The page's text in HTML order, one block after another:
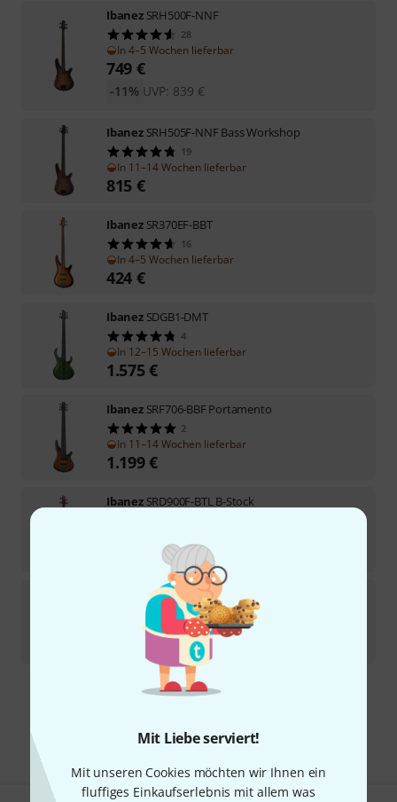
Mit Liebe serviert!
Mit unseren Cookies möchten wir Ihnen ein
fluffiges Einkaufserlebnis mit allem was
Ibanez SRH500F-NNF
28
In 4–5 Wochen lieferbar
749 €
UVP: 839 €
-11%
Ibanez SRH505F-NNF Bass Workshop
19
In 11–14 Wochen lieferbar
815 €
Ibanez SR370EF-BBT
16
In 4–5 Wochen lieferbar
424 €
Ibanez SDGB1-DMT
4
In 12–15 Wochen lieferbar
1.575€
Ibanez SRF706-BBF Portamento
2
In 11–14 Wochen lieferbar
1.199€
Ibanez SRD900F-BTL B-Stock
SRD905F-BTL B-Stock
Sofort lieferbar